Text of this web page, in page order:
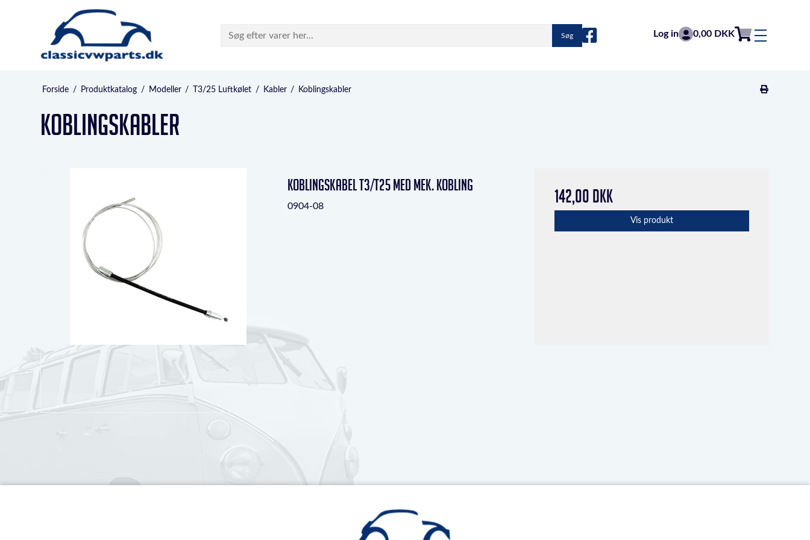
Søg Log in 0,00 DKK
Forside / Produktkatalog / Modeller / T3/25 Luftkølet / Kabler / Koblingskabler
Koblingskabler
Koblingskabel T3/T25 med mek. kobling
0904-08 142,00 DKK
Vis produkt